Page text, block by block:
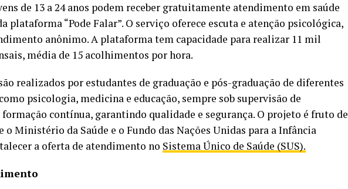
de 13 a 24 anos podem receber gratuitamente atendimento em saúde
plataforma “Pode Falar”. O serviço oferece escuta e atenção psicológica,
anônimo. A plataforma tem capacidade para realizar 11 mil
média de 15 acolhimentos por hora.
realizados por estudantes de graduação e pós-graduação de diferentes
psicologia, medicina e educação, sempre sob supervisão de
formação contínua, garantindo qualidade e segurança. O projeto é fruto de
o Ministério da Saúde e o Fundo das Nações Unidas para a Infância
a oferta de atendimento no Sistema Único de Saúde (SUS).